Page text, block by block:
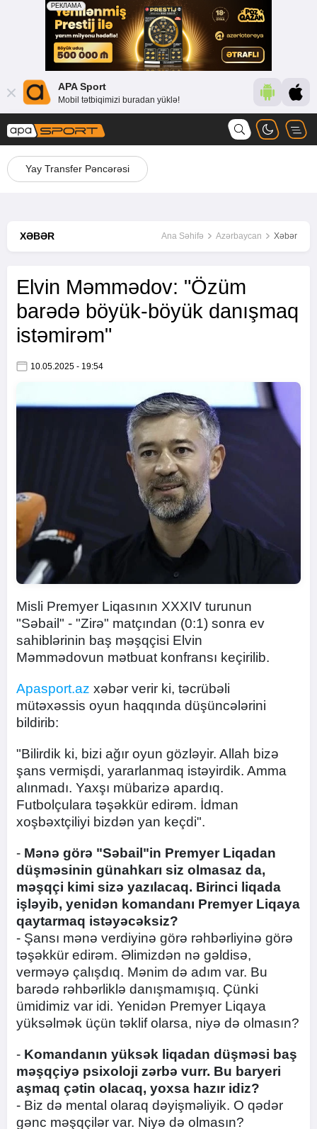
APA Sport
Mobil tətbiqimizi buradan yüklə!
Yay Transfer Pəncərəsi
XƏBƏR Ana Səhifə Azərbaycan Xəbər
Elvin Məmmədov: "Özüm
barədə böyük-böyük danışmaq
istəmirəm"
10.05.2025 - 19:54
Misli Premyer Liqasının XXXIV turunun
"Səbail" - "Zirə" matçından (0:1) sonra ev
sahiblərinin baş məşqçisi Elvin
Məmmədovun mətbuat konfransı keçirilib.
Apasport.az xəbər verir ki, təcrübəli
mütəxəssis oyun haqqında düşüncələrini
bildirib:
"Bilirdik ki, bizi ağır oyun gözləyir. Allah bizə
şans vermişdi, yararlanmaq istəyirdik. Amma
alınmadı. Yaxşı mübarizə apardıq.
Futbolçulara təşəkkür edirəm. İdman
xoşbəxtçiliyi bizdən yan keçdi".
- Mənə görə "Səbail"in Premyer Liqadan
düşməsinin günahkarı siz olmasaz da,
məşqçi kimi sizə yazılacaq. Birinci liqada
işləyib, yenidən komandanı Premyer Liqaya
qaytarmaq istəyəcəksiz?
- Şansı mənə verdiyinə görə rəhbərliyinə görə
təşəkkür edirəm. Əlimizdən nə gəldisə,
verməyə çalışdıq. Mənim də adım var. Bu
barədə rəhbərliklə danışmamışıq. Çünki
ümidimiz var idi. Yenidən Premyer Liqaya
yüksəlmək üçün təklif olarsa, niyə də olmasın?
- Komandanın yüksək liqadan düşməsi baş
məşqçiyə psixoloji zərbə vurr. Bu baryeri
aşmaq çətin olacaq, yoxsa hazır idiz?
- Biz də mental olaraq dəyişməliyik. O qədər
gənc məşqçilər var. Niyə də olmasın?